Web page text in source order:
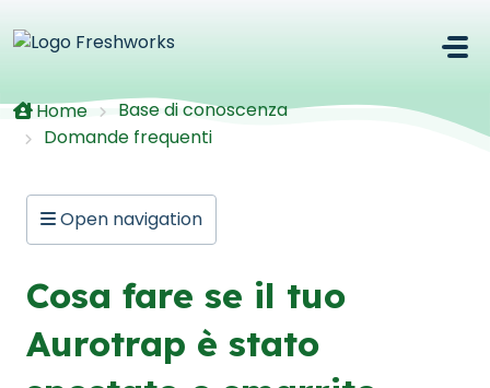
Home
Base di conoscenza
Domande frequenti
Open navigation
Cosa fare se il tuo
Aurotrap è stato